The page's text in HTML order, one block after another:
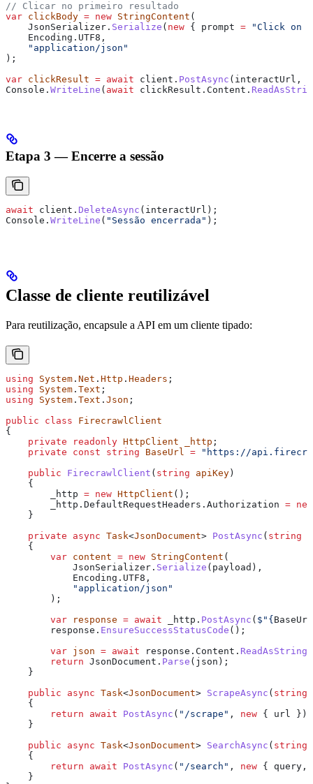
// Clicar no primeiro resultado
var clickBody = new StringContent (
    JsonSerializer
. Serialize ( new { prompt = "Click on
    Encoding
. UTF8 ,
    "application/json"
);
var clickResult = await client . PostAsync ( interactUrl ,
Console . WriteLine ( await clickResult . Content .
Etapa 3 — Encerre a sessão
await client . DeleteAsync ( interactUrl );
Console . WriteLine ( "Sessão encerrada" );
Classe de cliente reutilizável
Para reutilização, encapsule a API em um cliente tipado:
using System . Net . Http . Headers ;
using System . Text ;
using System . Text . Json ;
public class FirecrawlClient
{
    private
readonly HttpClient _http ;
    private
const string BaseUrl = "https://
    public
FirecrawlClient ( string apiKey )
    {
        _http
= new HttpClient ();
        _http
. DefaultRequestHeaders . Authorization = new
    }
    private
async Task<JsonDocument> PostAsync ( string
    {
        var
content = new StringContent (
            JsonSerializer
. Serialize ( payload ),
            Encoding
. UTF8 ,
            "application/json"
        );
        var
response = await _http . PostAsync ( $" { BaseUrl
        response
. EnsureSuccessStatusCode ();
        var
json = await response . Content .
        return
JsonDocument . Parse ( json );
    }
    public
async Task<JsonDocument> ScrapeAsync ( string
    {
        return
await PostAsync ( "/scrape" , new { url });
    }
    public
async Task<JsonDocument> SearchAsync ( string
    {
        return
await PostAsync ( "/search" , new { query ,
    }